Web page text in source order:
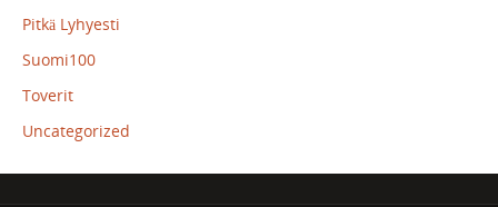
Pitkä Lyhyesti
Suomi100
Toverit
Uncategorized